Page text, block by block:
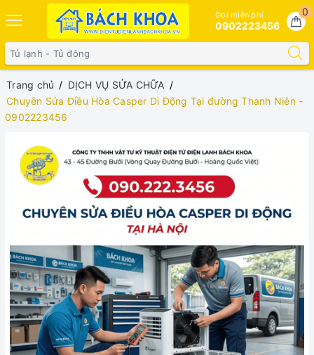
0
Gọi miễn phí
0902223456
Trang chủ
DỊCH VỤ SỬA CHỮA
Chuyên Sửa Điều Hòa Casper Di Động Tại đường Thanh Niên -
0902223456